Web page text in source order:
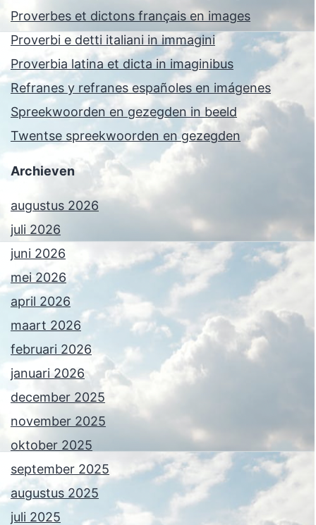
Proverbes et dictons français en images
Proverbi e detti italiani in immagini
Proverbia latina et dicta in imaginibus
Refranes y refranes españoles en imágenes
Spreekwoorden en gezegden in beeld
Twentse spreekwoorden en gezegden
Archieven
augustus 2026
juli 2026
juni 2026
mei 2026
april 2026
maart 2026
februari 2026
januari 2026
december 2025
november 2025
oktober 2025
september 2025
augustus 2025
juli 2025